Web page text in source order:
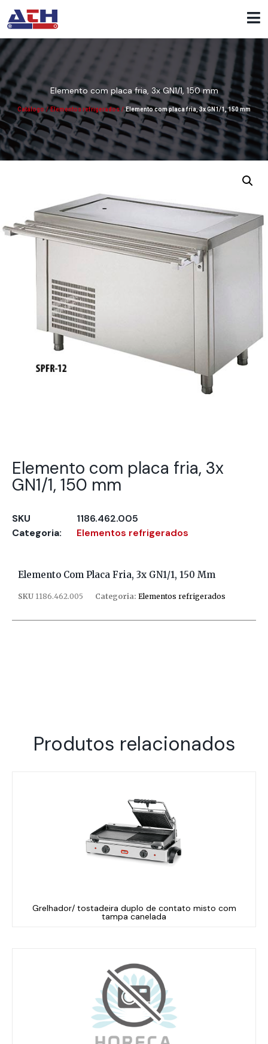
Elemento com placa fria, 3x GN1/1, 150 mm
Catálogo / Elementos refrigerados / Elemento com placa fria, 3x GN1/1, 150 mm
Elemento com placa fria, 3x
GN1/1, 150 mm
SKU
1186.462.005
Categoria:
Elementos refrigerados
Elemento Com Placa Fria, 3x GN1/1, 150 Mm
SKU 1186.462.005 Categoria: Elementos refrigerados
Produtos relacionados
Grelhador/ tostadeira duplo de contato misto com
tampa canelada